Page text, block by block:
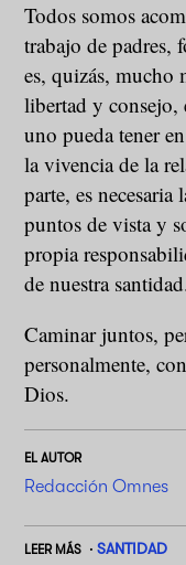
Todos somos
trabajo de padres,
es, quizás, mucho
libertad y consejo,
uno pueda tener
la vivencia de la
parte, es
puntos de vista y
propia
de nuestra
Caminar juntos,
personalmente,
Dios.
EL AUTOR
Redacción Omnes
LEER MÁS SANTIDAD